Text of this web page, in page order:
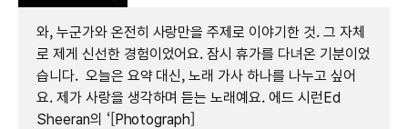
와, 누군가와 온전히 사랑만을 주제로 이야기한 것. 그 자체
로 제게 신선한 경험이었어요. 잠시 휴가를 다녀온 기분이었
습니다. 오늘은 요약 대신, 노래 가사 하나를 나누고 싶어
요. 제가 사랑을 생각하며 듣는 노래예요. 에드 시런Ed
Sheeran의 ‘[Photograph]